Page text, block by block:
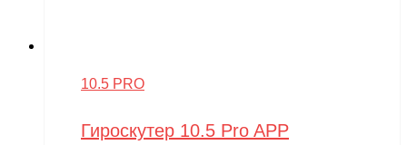
10.5 PRO
Гироскутер 10.5 Pro APP